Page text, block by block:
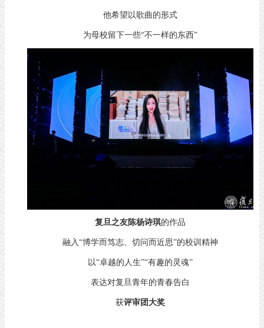
他希望以歌曲的形式
为母校留下一些“不一样的东西”
复旦之友陈杨诗琪的作品
融入“博学而笃志、切问而近思”的校训精神
以“卓越的人生”“有趣的灵魂”
表达对复旦青年的青春告白
获评审团大奖